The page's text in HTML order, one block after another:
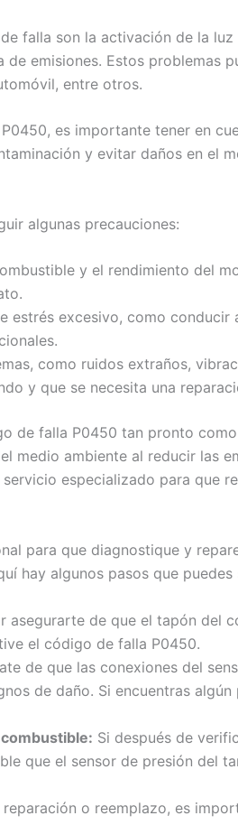
falla son la activación de la
emisiones. Estos problemas
entre otros.
es importante tener en
y evitar daños en el
algunas precauciones:
y el rendimiento del
excesivo, como
como ruidos extraños,
y que se necesita una
de falla P0450 tan pronto
medio ambiente al reducir las
especializado para que
para que diagnostique y
hay algunos pasos que
asegurarte de que el tapón del
el código de falla P0450.
de que las conexiones del
de daño. Si encuentras
Si después de
que el sensor de presión del
o reemplazo, es